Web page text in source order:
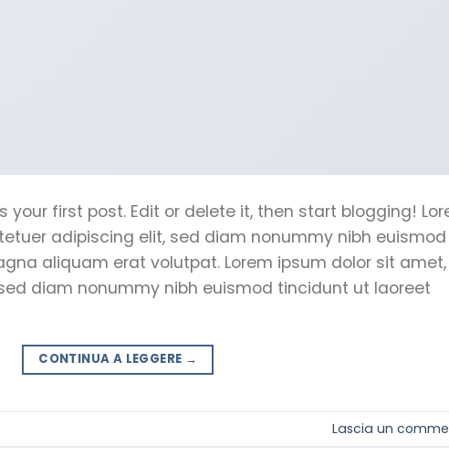
your first post. Edit or delete it, then start blogging!
adipiscing elit, sed diam nonummy nibh euismod
aliquam erat volutpat. Lorem ipsum dolor sit amet,
diam nonummy nibh euismod tincidunt ut laoreet
CONTINUA A LEGGERE →
Lascia un